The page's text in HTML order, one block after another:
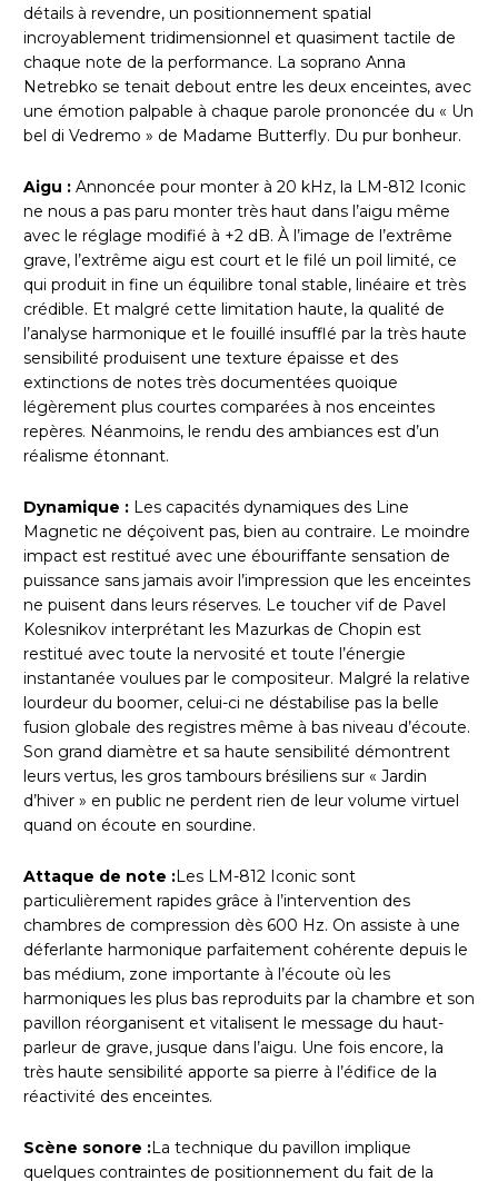
détails à revendre, un positionnement spatial
incroyablement tridimensionnel et quasiment tactile de
chaque note de la performance. La soprano Anna
Netrebko se tenait debout entre les deux enceintes, avec
une émotion palpable à chaque parole prononcée du « Un
bel di Vedremo » de Madame Butterfly. Du pur bonheur.
Aigu : Annoncée pour monter à 20 kHz, la LM-812 Iconic
ne nous a pas paru monter très haut dans l’aigu même
avec le réglage modifié à +2 dB. À l’image de l’extrême
grave, l’extrême aigu est court et le filé un poil limité, ce
qui produit in fine un équilibre tonal stable, linéaire et très
crédible. Et malgré cette limitation haute, la qualité de
l’analyse harmonique et le fouillé insufflé par la très haute
sensibilité produisent une texture épaisse et des
extinctions de notes très documentées quoique
légèrement plus courtes comparées à nos enceintes
repères. Néanmoins, le rendu des ambiances est d’un
réalisme étonnant.
Dynamique : Les capacités dynamiques des Line
Magnetic ne déçoivent pas, bien au contraire. Le moindre
impact est restitué avec une ébouriffante sensation de
puissance sans jamais avoir l’impression que les enceintes
ne puisent dans leurs réserves. Le toucher vif de Pavel
Kolesnikov interprétant les Mazurkas de Chopin est
restitué avec toute la nervosité et toute l’énergie
instantanée voulues par le compositeur. Malgré la relative
lourdeur du boomer, celui-ci ne déstabilise pas la belle
fusion globale des registres même à bas niveau d’écoute.
Son grand diamètre et sa haute sensibilité démontrent
leurs vertus, les gros tambours brésiliens sur « Jardin
d’hiver » en public ne perdent rien de leur volume virtuel
quand on écoute en sourdine.
Attaque de note :Les LM-812 Iconic sont
particulièrement rapides grâce à l’intervention des
chambres de compression dès 600 Hz. On assiste à une
déferlante harmonique parfaitement cohérente depuis le
bas médium, zone importante à l’écoute où les
harmoniques les plus bas reproduits par la chambre et son
pavillon réorganisent et vitalisent le message du haut-
parleur de grave, jusque dans l’aigu. Une fois encore, la
très haute sensibilité apporte sa pierre à l’édifice de la
réactivité des enceintes.
Scène sonore :La technique du pavillon implique
quelques contraintes de positionnement du fait de la